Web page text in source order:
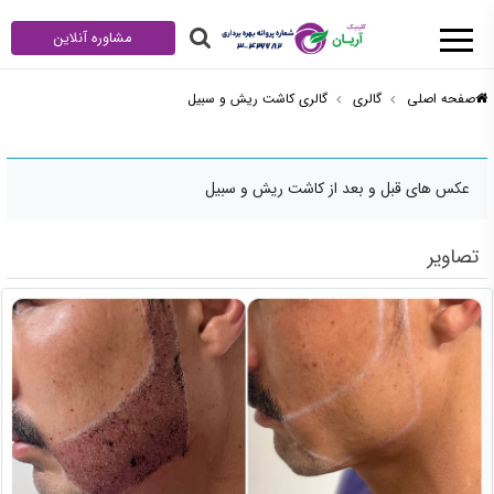
مشاوره آنلاین
صفحه اصلی گالری گالری کاشت ریش و سبیل
عکس های قبل و بعد از کاشت ریش و سبیل
تصاویر